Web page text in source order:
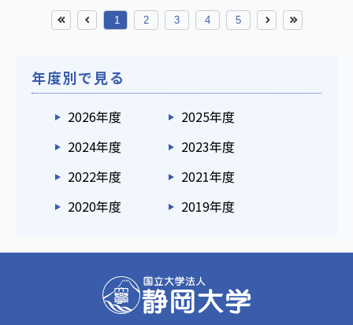
1 2 3 4 5
年度別で見る
2026年度
2025年度
2024年度
2023年度
2022年度
2021年度
2020年度
2019年度